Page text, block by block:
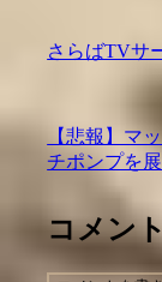
さらばTVサ
【悲報】マ
チポンプを
コメン